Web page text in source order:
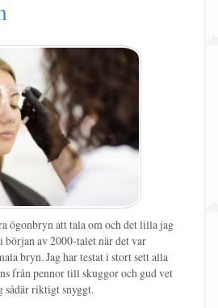
ögonbryn att tala om och det lilla jag
början av 2000-talet när det var
bryn. Jag har testat i stort sett alla
från pennor till skuggor och gud vet
sådär riktigt snyggt.